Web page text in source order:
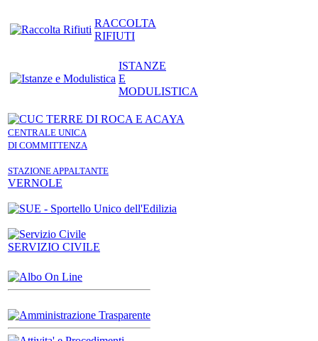
RACCOLTA
RIFIUTI
ISTANZE
E
MODULISTICA
CENTRALE UNICA
DI COMMITTENZA
STAZIONE APPALTANTE
VERNOLE
SERVIZIO CIVILE